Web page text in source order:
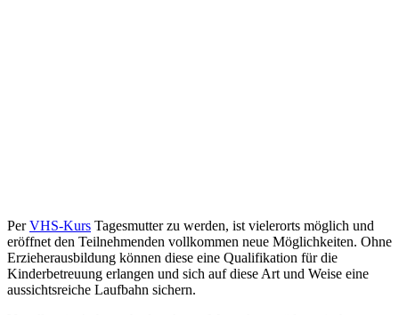
PerVHS-Kurs Tagesmutter zu werden, ist vielerorts möglich und
eröffnet den Teilnehmenden vollkommen neue Möglichkeiten. Ohne
Erzieherausbildung können diese eine Qualifikation für die
Kinderbetreuung erlangen und sich auf diese Art und Weise eine
aussichtsreiche Laufbahn sichern.